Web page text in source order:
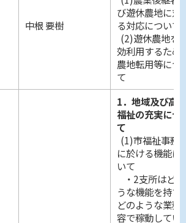
中根 要樹
び遊休農地に対
る対応について
(2)遊休農地を
効利用するため
農地転用等につ
て
1．地域及び高
福祉の充実につ
て
(1)市福祉事務
に於ける機能に
いて
・2支所はど
うな機能を持ち
どのような業務
容で稼動してい